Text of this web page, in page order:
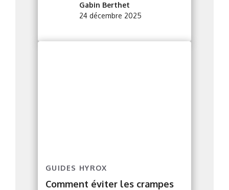
Gabin Berthet
24 décembre 2025
GUIDES HYROX
Comment éviter les crampes